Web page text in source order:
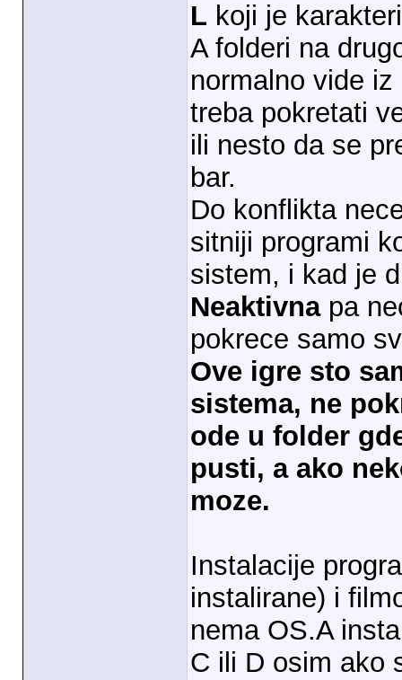
L koji je
A folderi na
normalno vide
treba pokretati
ili nesto da se
bar.
Do konflikta
sitniji programi
sistem, i kad je
Neaktivnapa
pokrece samo
Ove igre sto
sistema, ne
ode u folder
pusti, a ako
moze.
Instalacije
instalirane) i
nema OS.A
C ili D osim ako